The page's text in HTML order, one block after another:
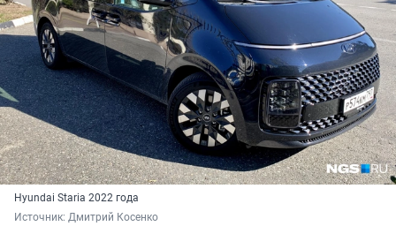
Hyundai Staria 2022 года
Источник: Дмитрий Косенко